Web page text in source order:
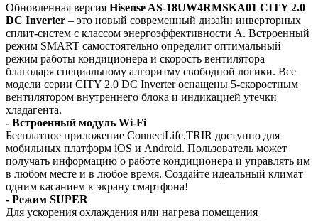
Обновленная версия Hisense AS-18UW4RMSKA01 CITY 2.0
DC Inverter – это новый современный дизайн инверторных
сплит-систем с классом энергоэффективности А. Встроенный
режим SMART самостоятельно определит оптимальный
режим работы кондиционера и скорость вентилятора
благодаря специальному алгоритму свободной логики. Все
модели серии CITY 2.0 DC Inverter оснащены 5-скоростным
вентилятором внутреннего блока и индикацией утечки
хладагента.
- Встроенный модуль Wi-Fi
Бесплатное приложение ConnectLife.TRIR доступно для
мобильных платформ iOS и Android. Пользователь может
получать информацию о работе кондиционера и управлять им
в любом месте и в любое время. Создайте идеальный климат
одним касанием к экрану смартфона!
- Режим SUPER
Для ускорения охлаждения или нагрева помещения